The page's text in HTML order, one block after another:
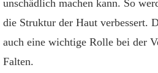
unschädlich machen kann. So
die Struktur der Haut verbessert.
auch eine wichtige Rolle bei der
Falten.